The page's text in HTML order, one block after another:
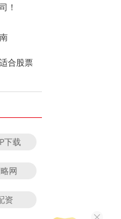
！
合股票
下载
网
资